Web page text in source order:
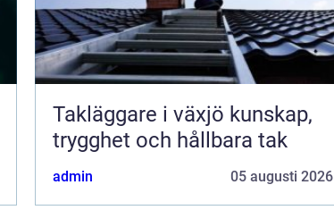
Takläggare i växjö kunskap,
trygghet och hållbara tak
admin 05 augusti 2026